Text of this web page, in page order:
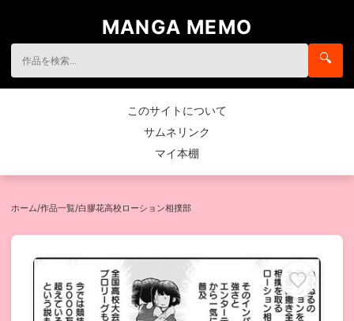
MANGA MEMO
🔍
このサイトについて
サムネリンク
マイ本棚
ホーム/作品一覧/白膠花高校ローション相撲部